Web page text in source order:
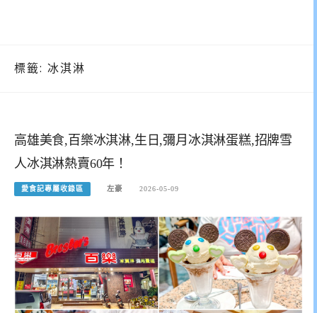
標籤: 冰淇淋
高雄美食,百樂冰淇淋,生日,彌月冰淇淋蛋糕,招牌雪
人冰淇淋熱賣60年！
愛食記專屬收錄區 左豪 2026-05-09